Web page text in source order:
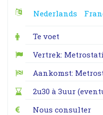
Nederlands
Te voet
Vertrek:
Aankomst:
2u30 à 3uur
Nous consulter